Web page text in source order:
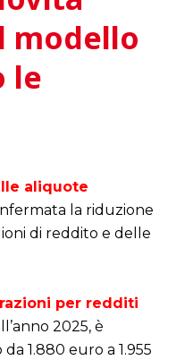
modello
le
aliquote
la riduzione
di reddito e delle
per redditi
2025, è
1.880 euro a 1.955